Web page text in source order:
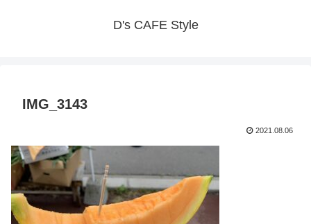
D's CAFE Style
IMG_3143
2021.08.06